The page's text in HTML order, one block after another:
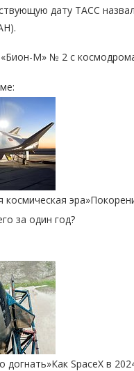
дату ТАСС
«Бион-М» № 2 с
космическая эра»
за один год?
догнать»Как SpaceX в